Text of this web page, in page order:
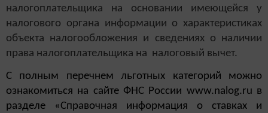
налогоплательщика на основании имеющейся у
налогового органа информации о характеристиках
объекта налогообложения и сведениях о наличии
права налогоплательщика на налоговый вычет.
С полным перечнем льготных категорий можно
ознакомиться на сайте ФНС России www.nalog.ru в
разделе «Справочная информация о ставках и